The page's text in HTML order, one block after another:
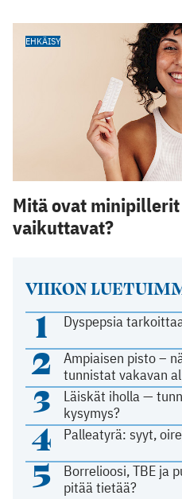
VIIKON
1 Dyspepsia
2
Ampiaisen pisto –
tunnistat vakavan
3
Läiskät iholla —
kysymys?
4 Palleatyrä: syyt,
5
Borrelioosi, TBE ja
pitää tietää?
EHKÄISY
Mitä ovat
vaikuttavat?